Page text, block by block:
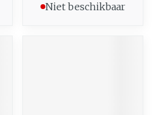
Niet beschikbaar